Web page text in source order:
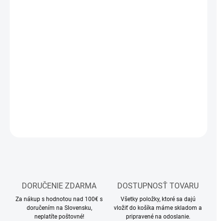
DORUČENIE ZDARMA
Za nákup s hodnotou nad 100€ s
doručením na Slovensku,
neplatíte poštovné!
DOSTUPNOSŤ TOVARU
Všetky položky, ktoré sa dajú
vložiť do košíka máme skladom a
pripravené na odoslanie.